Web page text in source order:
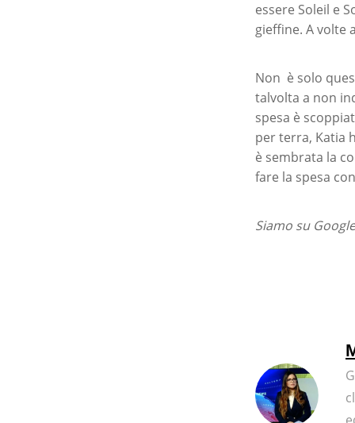
essere Soleil e
gieffine. A volte
Non è solo
talvolta a non
spesa è
per terra, Katia
è sembrata la
fare la spesa
Siamo su